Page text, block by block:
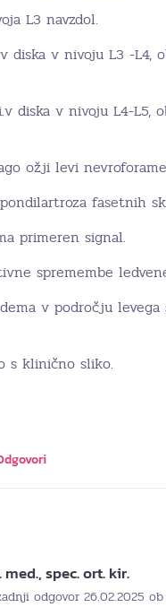
L3 navzdol.
diska v nivoju L3 -L4,
diska v nivoju L4-L5,
ožji levi
fasetnih
primeren signal.
spremembe
v področju
s klinično sliko.
spec. ort. kir.
odgovor 26.02.2025 ob